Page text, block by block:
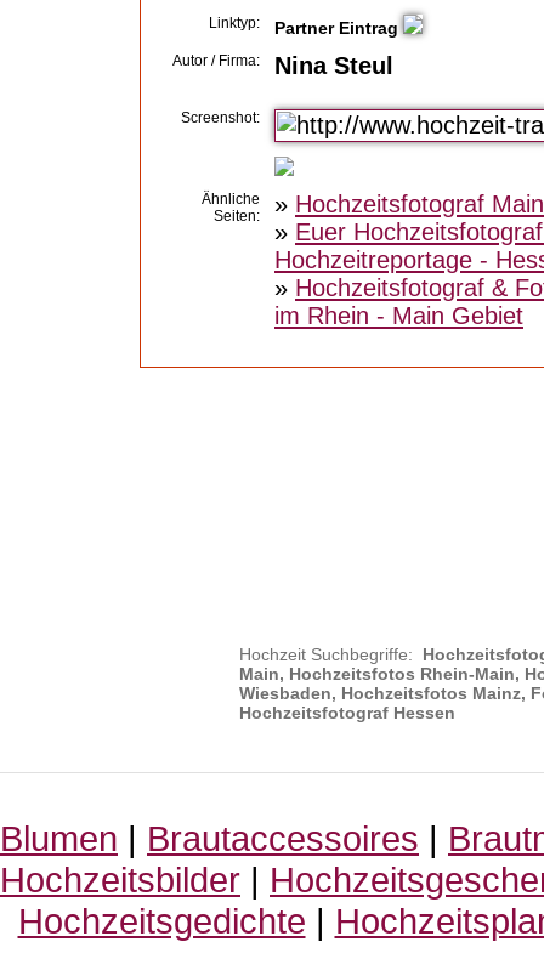
Linktyp: Partner Eintrag
Autor / Firma: Nina Steul
Screenshot:
Ähnliche
Seiten:
» Hochzeitsfotograf
» Euer
Hochzeitreportage -
» Hochzeitsfotograf &
im Rhein - Main Gebiet
Hochzeit Suchbegriffe:
Main, Hochzeitsfotos Rhein-Main,
Wiesbaden, Hochzeitsfotos Mainz,
Hochzeitsfotograf Hessen
Blumen | Brautaccessoires |
Hochzeitsbilder |
Hochzeitsgedichte |